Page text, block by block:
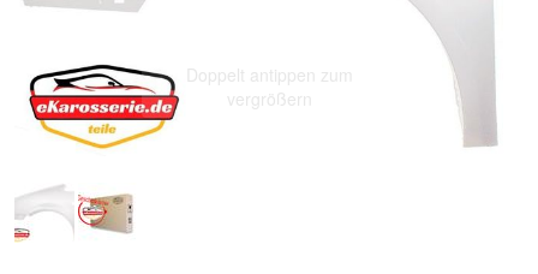
Doppelt antippen zum
vergrößern